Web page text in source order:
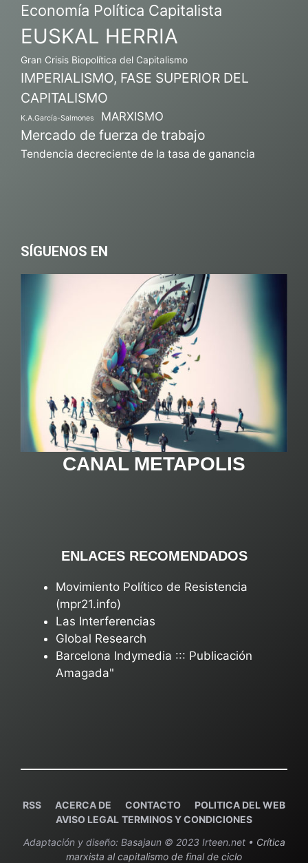
Economía Política Capitalista
EUSKAL HERRIA
Gran Crisis Biopolítica del Capitalismo
IMPERIALISMO, FASE SUPERIOR DEL
CAPITALISMO
K.A.García-Salmones MARXISMO
Mercado de fuerza de trabajo
Tendencia decreciente de la tasa de ganancia
SÍGUENOS EN
CANAL METAPOLIS
ENLACES RECOMENDADOS
Movimiento Político de Resistencia
(mpr21.info)
Las Interferencias
Global Research
Barcelona Indymedia ::: Publicación
Amagada"
RSS ACERCA DE CONTACTO
POLITICA DEL WEB
AVISO LEGAL TERMINOS Y CONDICIONES
Adaptación y diseño: Basajaun © 2023 Irteen.net • Crítica
marxista al capitalismo de final de ciclo